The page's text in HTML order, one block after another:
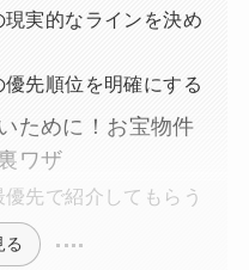
実的なラインを決め
先順位を明確にする
ために！お宝物件
ワザ
先で紹介してもらう
る